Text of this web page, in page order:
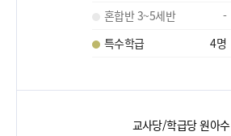
혼합반 3~5세반
-
특수학급
4명
교사당/학급당 원아수